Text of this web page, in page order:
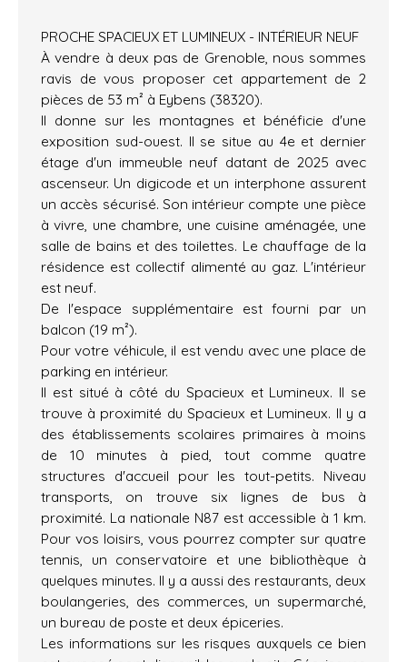
PROCHE SPACIEUX ET LUMINEUX - INTÉRIEUR NEUF
À vendre à deux pas de Grenoble, nous sommes
ravis de vous proposer cet appartement de 2
pièces de 53 m² à Eybens (38320).
Il donne sur les montagnes et bénéficie d'une
exposition sud-ouest. Il se situe au 4e et dernier
étage d'un immeuble neuf datant de 2025 avec
ascenseur. Un digicode et un interphone assurent
un accès sécurisé. Son intérieur compte une pièce
à vivre, une chambre, une cuisine aménagée, une
salle de bains et des toilettes. Le chauffage de la
résidence est collectif alimenté au gaz. L'intérieur
est neuf.
De l'espace supplémentaire est fourni par un
balcon (19 m²).
Pour votre véhicule, il est vendu avec une place de
parking en intérieur.
Il est situé à côté du Spacieux et Lumineux. Il se
trouve à proximité du Spacieux et Lumineux. Il y a
des établissements scolaires primaires à moins
de 10 minutes à pied, tout comme quatre
structures d'accueil pour les tout-petits. Niveau
transports, on trouve six lignes de bus à
proximité. La nationale N87 est accessible à 1 km.
Pour vos loisirs, vous pourrez compter sur quatre
tennis, un conservatoire et une bibliothèque à
quelques minutes. Il y a aussi des restaurants, deux
boulangeries, des commerces, un supermarché,
un bureau de poste et deux épiceries.
Les informations sur les risques auxquels ce bien